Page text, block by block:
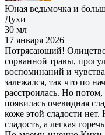
Юная ведьмочка и
Духи
30 мл
17 января 2026
Потрясающий!
сорванной травы,
воспоминаний и
залежался, так что по
расстроилась. Но
появилась очевидная
коже этой сладости нет.
сладость, а легкая